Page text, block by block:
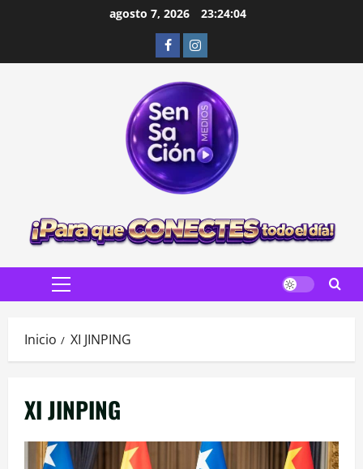
agosto 7, 2026 23:24:05
FacebookInstagram
Menú
Inicio XI JINPING
XI JINPING